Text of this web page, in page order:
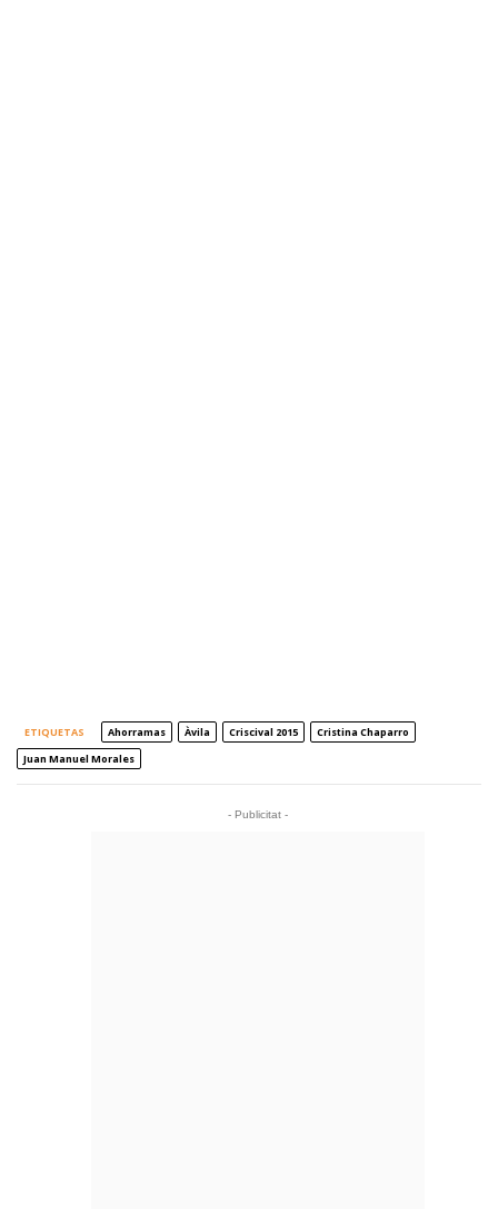
ETIQUETAS Ahorramas Àvila Criscival 2015
Cristina Chaparro
Juan Manuel Morales
- Publicitat -